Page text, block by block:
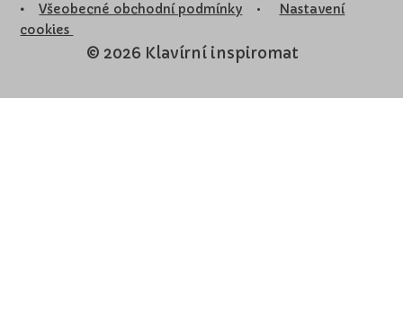
•
Všeobecné obchodní podmínky • Nastavení
cookies
© 2026 Klavírní inspiromat